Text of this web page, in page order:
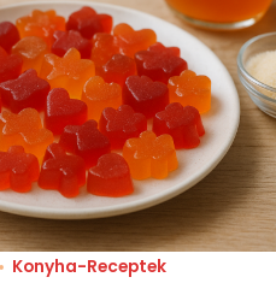
Konyha-Receptek